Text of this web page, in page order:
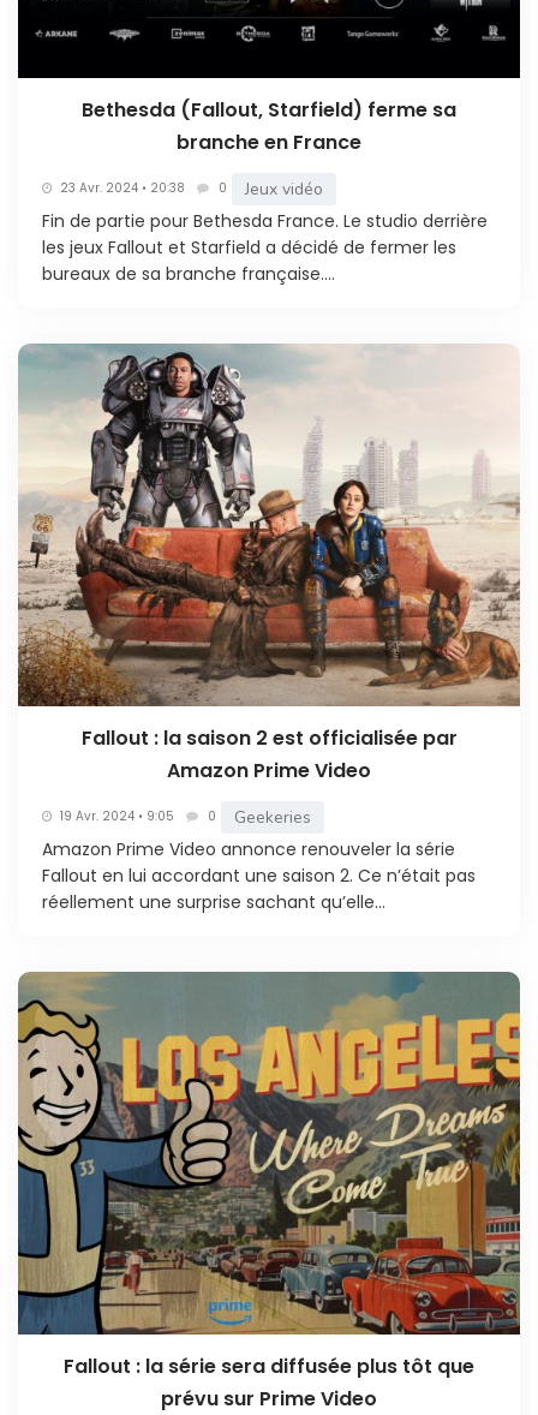
Bethesda (Fallout, Starfield) ferme sa
branche en France
23 Avr. 2024 • 20:38 0 Jeux vidéo
Fin de partie pour Bethesda France. Le studio derrière
les jeux Fallout et Starfield a décidé de fermer les
bureaux de sa branche française....
Fallout : la saison 2 est officialisée par
Amazon Prime Video
19 Avr. 2024 • 9:05 0 Geekeries
Amazon Prime Video annonce renouveler la série
Fallout en lui accordant une saison 2. Ce n’était pas
réellement une surprise sachant qu’elle...
Fallout : la série sera diffusée plus tôt que
prévu sur Prime Video